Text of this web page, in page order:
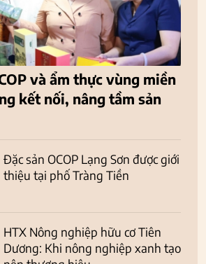
và ẩm thực vùng miền
kết nối, nâng tầm sản
Đặc sản OCOP Lạng Sơn được giới
thiệu tại phố Tràng Tiền
HTX Nông nghiệp hữu cơ Tiên
Dương: Khi nông nghiệp xanh tạo